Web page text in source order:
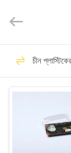
পণ্য
আমাদের
Export
All
Reserved.
চীন